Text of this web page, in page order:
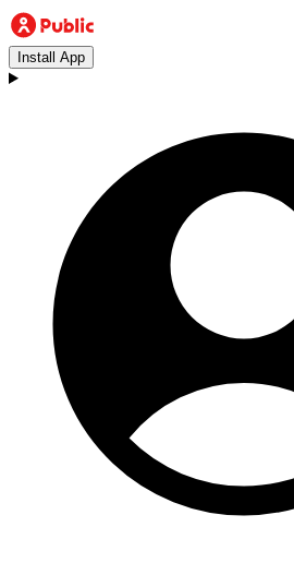
Install App